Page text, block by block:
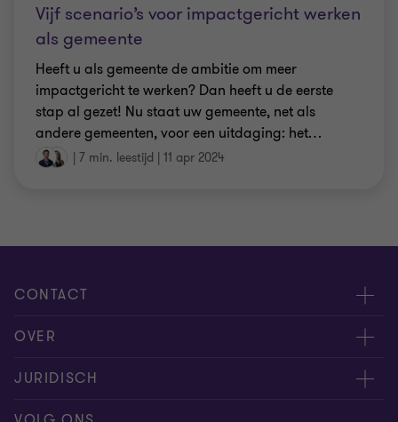
Vijf scenario’s voor impactgericht werken
als gemeente
Heeft u als gemeente de ambitie om meer
impactgericht te werken? Dan heeft u de eerste
stap al gezet! Nu staat uw gemeente, net als
andere gemeenten, voor een uitdaging: het…
| 7 min. leestijd | 11 apr 2024
CONTACT
Evenementen
Neem contact op
OVER
Carrière
Over ons
JURIDISCH